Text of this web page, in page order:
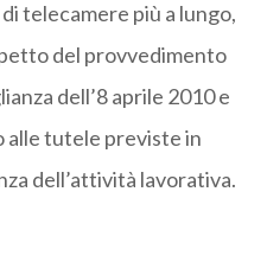
telecamere più a lungo,
del provvedimento
dell’8 aprile 2010 e
tutele previste in
dell’attività lavorativa.